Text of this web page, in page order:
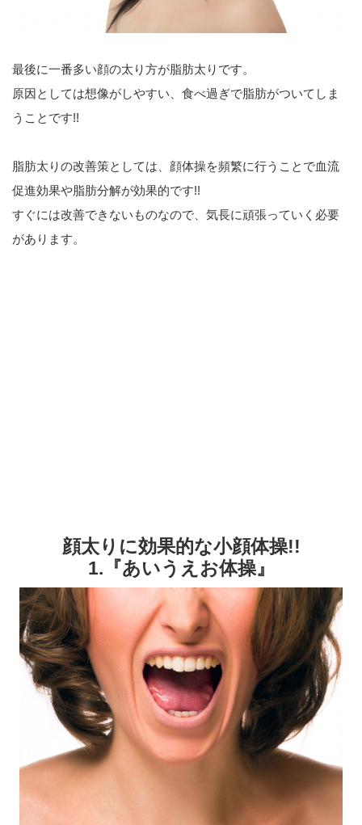
最後に一番多い顔の太り方が脂肪太りです。
原因としては想像がしやすい、食べ過ぎで脂肪がついてしま
うことです!!
脂肪太りの改善策としては、顔体操を頻繁に行うことで血流
促進効果や脂肪分解が効果的です!!
すぐには改善できないものなので、気長に頑張っていく必要
があります。
顔太りに効果的な小顔体操!!
1.『あいうえお体操』